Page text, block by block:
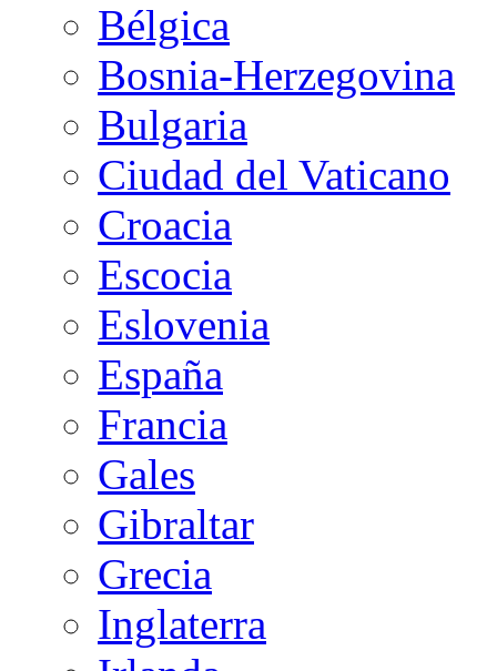
Bélgica
Bosnia-Herzegovina
Bulgaria
Ciudad del Vaticano
Croacia
Escocia
Eslovenia
España
Francia
Gales
Gibraltar
Grecia
Inglaterra